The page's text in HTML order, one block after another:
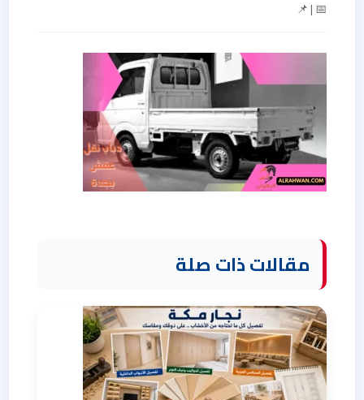
📅 | 📌
مقالات ذات صلة